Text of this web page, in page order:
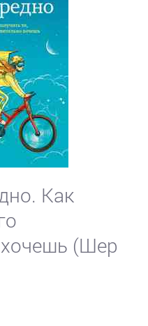
Как
(Шер